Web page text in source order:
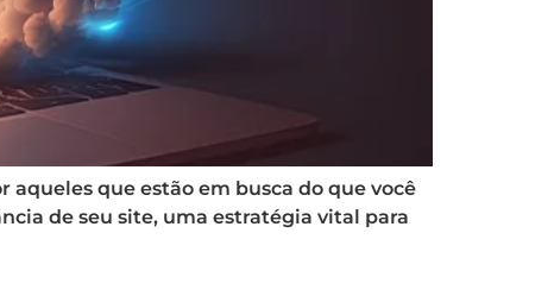
que estão em busca do que você
de seu site, uma estratégia vital para